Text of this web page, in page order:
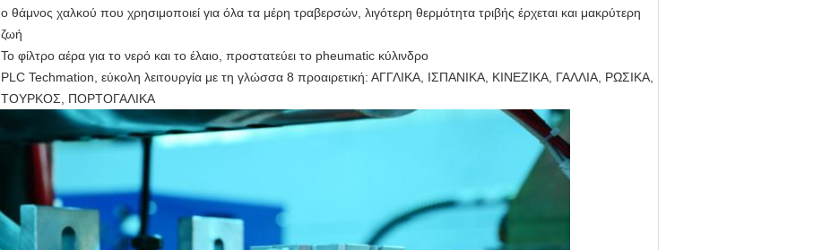
ο θάμνος χαλκού που χρησιμοποιεί για όλα τα μέρη τραβερσών, λιγότερη θερμότητα τριβής έρχεται και μακρύτερη
ζωή
Το φίλτρο αέρα για το νερό και το έλαιο, προστατεύει το pheumatic κύλινδρο
PLC Techmation, εύκολη λειτουργία με τη γλώσσα 8 προαιρετική: ΑΓΓΛΙΚΑ, ΙΣΠΑΝΙΚΑ, ΚΙΝΕΖΙΚΑ, ΓΑΛΛΙΑ, ΡΩΣΙΚΑ,
ΤΟΥΡΚΟΣ, ΠΟΡΤΟΓΑΛΙΚΑ